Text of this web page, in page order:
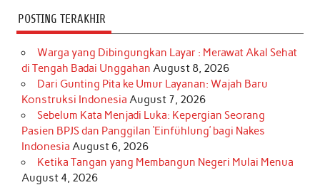
POSTING TERAKHIR
Warga yang Dibingungkan Layar : Merawat Akal Sehat
di Tengah Badai Unggahan August 8, 2026
Dari Gunting Pita ke Umur Layanan: Wajah Baru
Konstruksi Indonesia August 7, 2026
Sebelum Kata Menjadi Luka: Kepergian Seorang
Pasien BPJS dan Panggilan ‘Einfühlung’ bagi Nakes
Indonesia August 6, 2026
Ketika Tangan yang Membangun Negeri Mulai Menua
August 4, 2026